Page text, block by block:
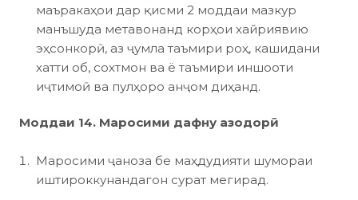
маъракаҳои дар қисми 2 моддаи мазкур
манъшуда метавонанд корҳои хайриявию
эҳсонкорӣ, аз ҷумла таъмири роҳ, кашидани
хатти об, сохтмон ва ё таъмири иншооти
иҷтимоӣ ва пулҳоро анҷом диҳанд.
Моддаи 14. Маросими дафну азодорӣ
Маросими ҷаноза бе маҳдудияти шумораи
иштироккунандагон сурат мегирад.